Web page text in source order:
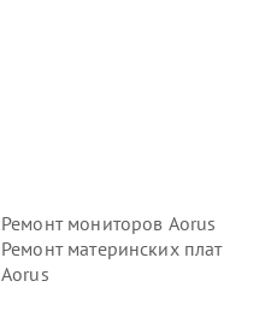
Ремонт мониторов Aorus
Ремонт материнских плат
Aorus